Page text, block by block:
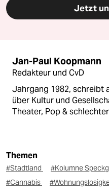
Jetzt
Jan-Paul Koopmann
Redakteur und CvD
Jahrgang 1982, schreibt
über Kultur und
Theater, Pop &
Themen
#Stadtland #Kolumne
#Cannabis